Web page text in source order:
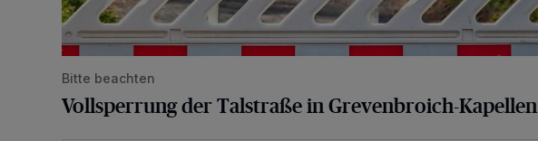
Bitte beachten
Vollsperrung der Talstraße in Grevenbroich-Kapellen